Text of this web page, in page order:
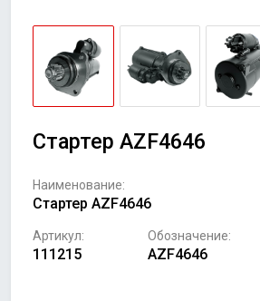
Стартер AZF4646
Наименование:
Стартер AZF4646
Артикул:
111215
Обозначение:
AZF4646